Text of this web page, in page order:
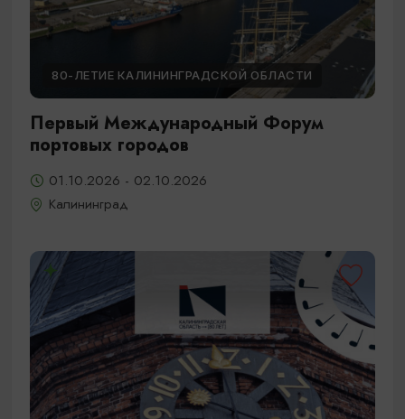
80-ЛЕТИЕ КАЛИНИНГРАДСКОЙ ОБЛАСТИ
Первый Международный Форум
портовых городов
01.10.2026 - 02.10.2026
Калининград